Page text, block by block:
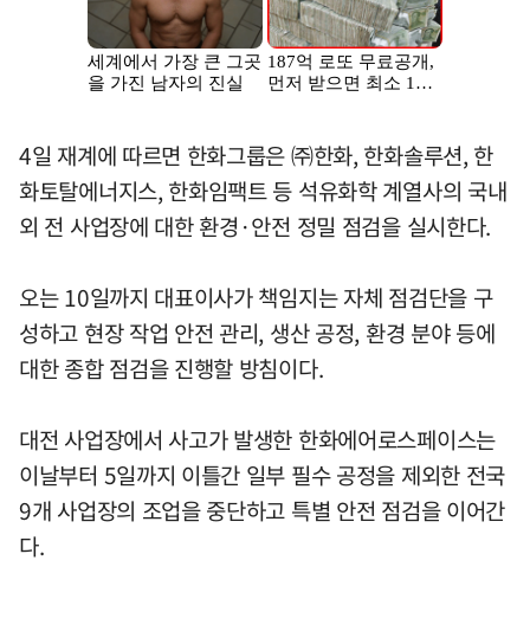
4일 재계에 따르면 한화그룹은 ㈜한화, 한화솔루션, 한
화토탈에너지스, 한화임팩트 등 석유화학 계열사의 국내
외 전 사업장에 대한 환경·안전 정밀 점검을 실시한다.
오는 10일까지 대표이사가 책임지는 자체 점검단을 구
성하고 현장 작업 안전 관리, 생산 공정, 환경 분야 등에
대한 종합 점검을 진행할 방침이다.
대전 사업장에서 사고가 발생한 한화에어로스페이스는
이날부터 5일까지 이틀간 일부 필수 공정을 제외한 전국
9개 사업장의 조업을 중단하고 특별 안전 점검을 이어간
다.